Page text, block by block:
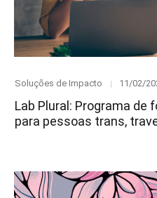
Category
Soluções de Impacto
Posted
11/02/
Lab Plural: Programa
para pessoas trans,